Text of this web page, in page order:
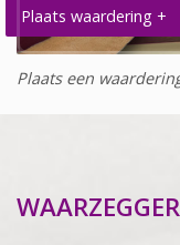
Plaats waardering +
Plaats een